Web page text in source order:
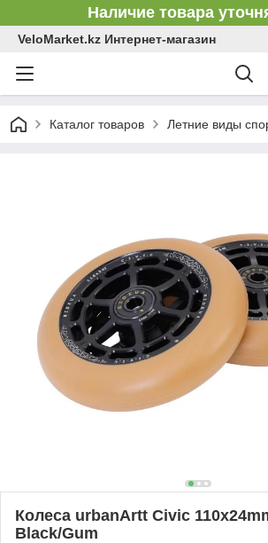
Наличие товара
VeloMarket.kz Интернет-магазин
Каталог товаров Летние виды
Колеса urbanArtt Civic
Black/Gum